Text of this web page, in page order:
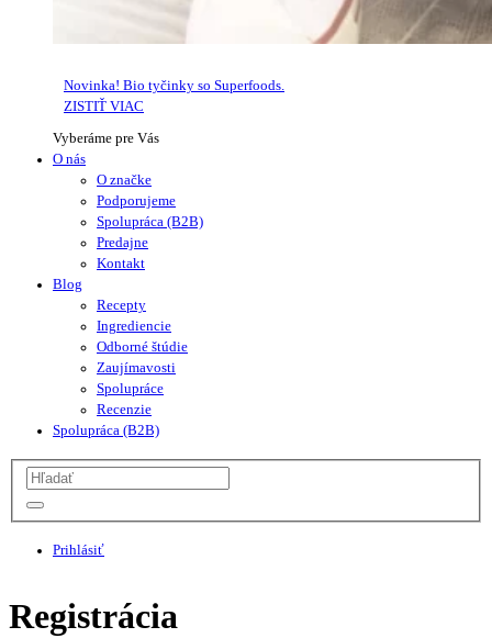
Novinka! Bio tyčinky so Superfoods.
ZISTIŤ VIAC
Vyberáme pre Vás
O nás
O značke
Podporujeme
Spolupráca (B2B)
Predajne
Kontakt
Blog
Recepty
Ingrediencie
Odborné štúdie
Zaujímavosti
Spolupráce
Recenzie
Spolupráca (B2B)
Prihlásiť
Registrácia